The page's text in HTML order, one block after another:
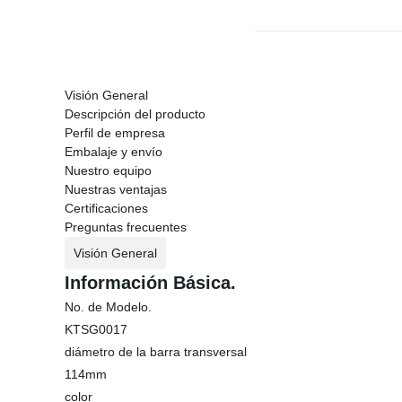
Visión General
Descripción del producto
Perfil de empresa
Embalaje y envío
Nuestro equipo
Nuestras ventajas
Certificaciones
Preguntas frecuentes
Visión General
Información Básica.
No. de Modelo.
KTSG0017
diámetro de la barra transversal
114mm
color